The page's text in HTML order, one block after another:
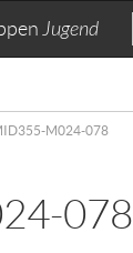
Jugend
M024-078
078